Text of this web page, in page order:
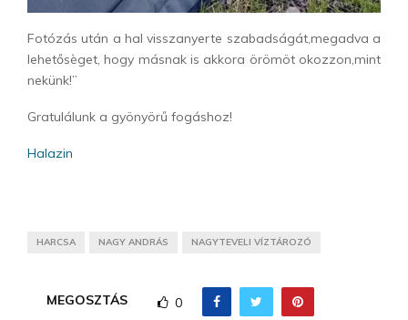
Fotózás után a hal visszanyerte szabadságát,megadva a
lehetősèget, hogy másnak is akkora örömöt okozzon,mint
nekünk!”
Gratulálunk a gyönyörű fogáshoz!
Halazin
HARCSA NAGY ANDRÁS NAGYTEVELI VÍZTÁROZÓ
MEGOSZTÁS 0